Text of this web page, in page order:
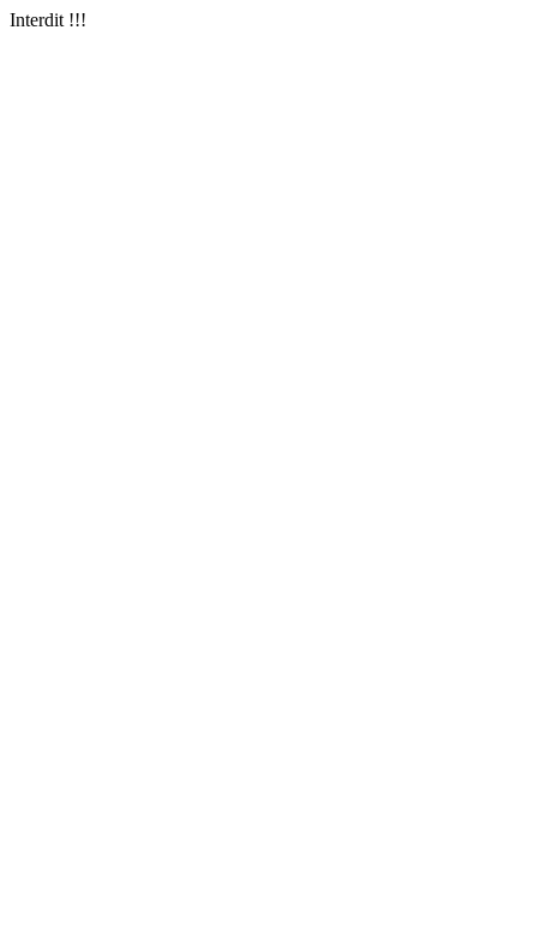
Interdit !!!